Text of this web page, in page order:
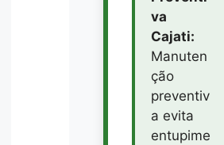
va
Cajati:
Manuten
ção
preventiv
a evita
entupime